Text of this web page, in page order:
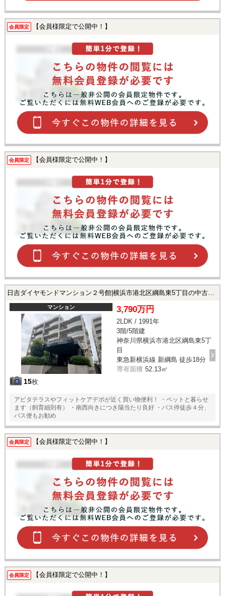
会員限定 【会員様限定で公開中！】
会員限定 【会員様限定で公開中！】
日吉ダイヤモンドマンション２号館|横浜市港北区綱島東5丁目の中古マンション
マンション
15枚
3,790万円
2LDK / 1991年
3階/5階建
神奈川県横浜市港北区綱島東5丁
目
東急新横浜線 新綱島 徒歩18分
専有面積 52.13㎡
アピタテラスやフィットケアデポが近く買い物便利！ ・ペットと暮らせ
ます（飼育細則有） ・南西向きにつき陽当たり良好 ・バス停徒歩４分、
バス便もお勧め
会員限定 【会員様限定で公開中！】
会員限定 【会員様限定で公開中！】